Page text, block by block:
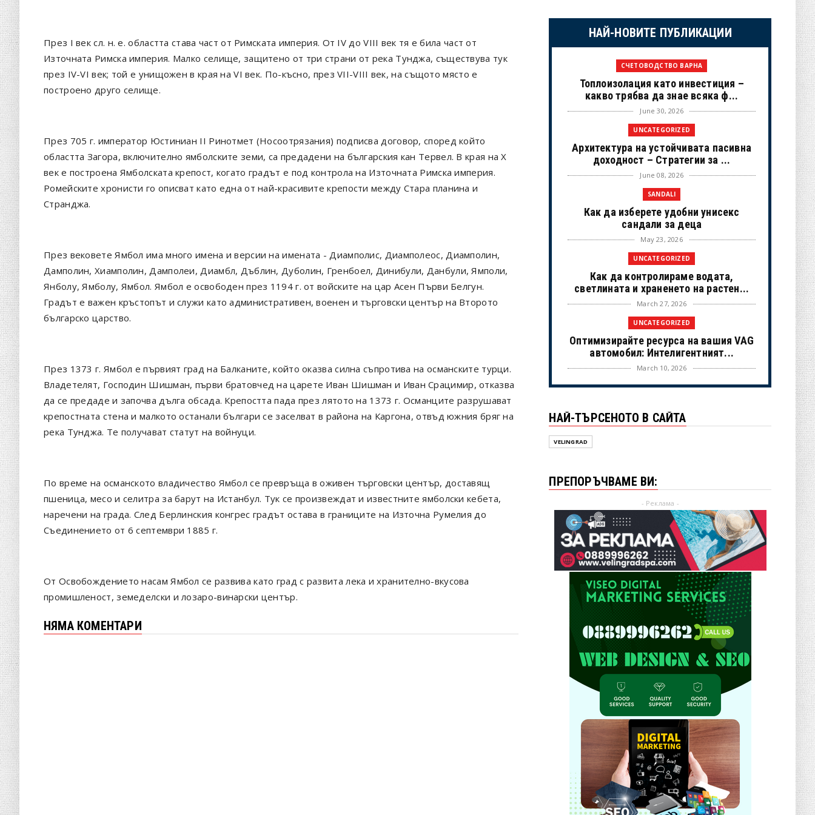
През I век сл. н. е. областта става част от Римската империя. От IV до VIII век тя е била част от
Източната Римска империя. Малко селище, защитено от три страни от река Тунджа, съществува тук
през IV-VI век; той е унищожен в края на VI век. По-късно, през VII-VIII век, на същото място е
построено друго селище.
През 705 г. император Юстиниан II Ринотмет (Носоотрязания) подписва договор, според който
областта Загора, включително ямболските земи, са предадени на българския кан Тервел. В края на X
век е построена Ямболската крепост, когато градът е под контрола на Източната Римска империя.
Ромейските хронисти го описват като една от най-красивите крепости между Стара планина и
Странджа.
През вековете Ямбол има много имена и версии на имената - Диамполис, Диамполеос, Диамполин,
Дамполин, Хиамполин, Дамполеи, Диамбл, Дъблин, Дуболин, Гренбоел, Динибули, Данбули, Ямполи,
Янболу, Ямболу, Ямбол. Ямбол е освободен през 1194 г. от войските на цар Асен Първи Белгун.
Градът е важен кръстопът и служи като административен, военен и търговски център на Второто
българско царство.
През 1373 г. Ямбол е първият град на Балканите, който оказва силна съпротива на османските турци.
Владетелят, Господин Шишман, първи братовчед на царете Иван Шишман и Иван Срацимир, отказва
да се предаде и започва дълга обсада. Крепостта пада през лятото на 1373 г. Османците разрушават
крепостната стена и малкото останали българи се заселват в района на Каргона, отвъд южния бряг на
река Тунджа. Те получават статут на войнуци.
По време на османското владичество Ямбол се превръща в оживен търговски център, доставящ
пшеница, месо и селитра за барут на Истанбул. Тук се произвеждат и известните ямболски кебета,
наречени на града. След Берлинския конгрес градът остава в границите на Източна Румелия до
Съединението от 6 септември 1885 г.
От Освобождението насам Ямбол се развива като град с развита лека и хранително-вкусова
промишленост, земеделски и лозаро-винарски център.
НЯМА КОМЕНТАРИ
НАЙ-НОВИТЕ ПУБЛИКАЦИИ
СЧЕТОВОДСТВО ВАРНА
Топлоизолация като инвестиция –
какво трябва да знае всяка ф...
June 30, 2026
UNCATEGORIZED
Архитектура на устойчивата пасивна
доходност – Стратегии за ...
June 08, 2026
SANDALI
Как да изберете удобни унисекс
сандали за деца
May 23, 2026
UNCATEGORIZED
Как да контролираме водата,
светлината и храненето на растен...
March 27, 2026
UNCATEGORIZED
Оптимизирайте ресурса на вашия VAG
автомобил: Интелигентният...
March 10, 2026
UNCATEGORIZED
работа, за учене
ръководство за живот и доходи кат...
UNCATEGORIZED
Топ 5 на най-търсените авточасти от
автоморги
December 12, 2025
КАМЪК
Естествен камък в банята –
практичен или рисков избор?
November 25, 2025
✨ Подарък с Душа: Магията на
Персонализираните Ключодържател...
November 23, 2025
НАЙ-ТЪРСЕНОТО В САЙТА
VELINGRAD
ПРЕПОРЪЧВАМЕ ВИ:
- Реклама -